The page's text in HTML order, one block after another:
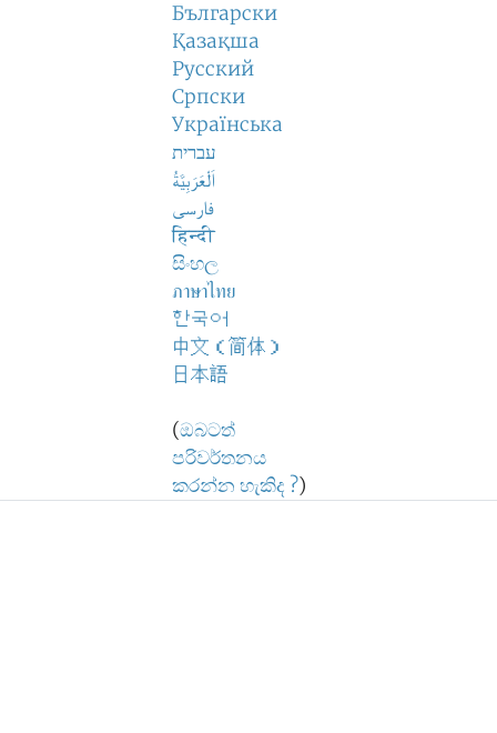
Български
Қазақша
Русский
Српски
Українська
עברית
اَلْعَرَبِيَّةُ
فارسی
हिन्दी
සිංහල
ภาษาไทย
한국어
中文（简体）
日本語
(ඔබටත්
පරිවර්තනය
කරන්න හැකිද ?)